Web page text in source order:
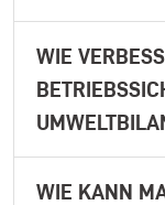
WIE
WIE KANN